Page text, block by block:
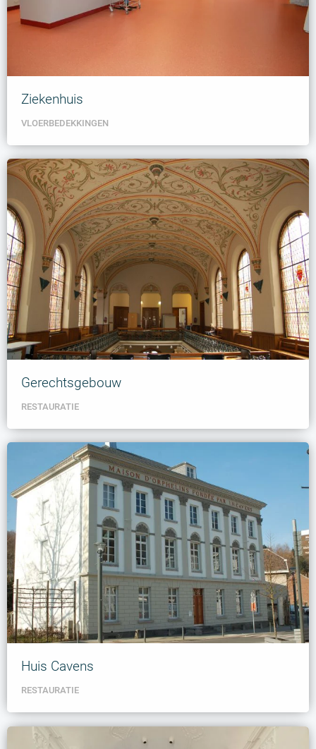
Ziekenhuis
VLOERBEDEKKINGEN
Gerechtsgebouw
RESTAURATIE
Huis Cavens
RESTAURATIE